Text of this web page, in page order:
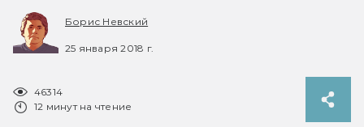
Борис Невский
25 января 2018 г.
46314
12 минут на чтение